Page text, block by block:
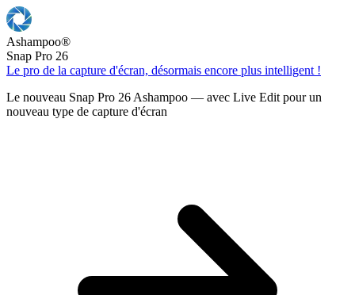
Ashampoo®
Snap Pro 26
Le pro de la capture d'écran, désormais encore plus intelligent !
Le nouveau Snap Pro 26 Ashampoo — avec Live Edit pour un
nouveau type de capture d'écran